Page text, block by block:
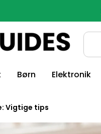
Børn Elektronik
Vigtige tips